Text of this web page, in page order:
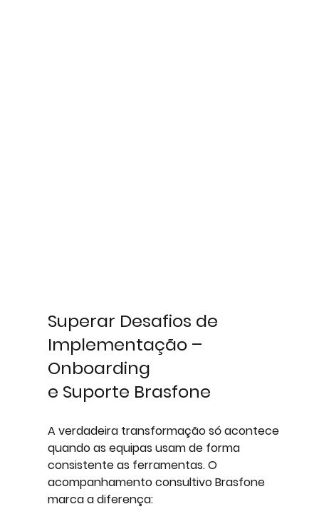
Superar Desafios de
Implementação –
Onboarding
e Suporte Brasfone
A verdadeira transformação só acontece
quando as equipas usam de forma
consistente as ferramentas. O
acompanhamento consultivo Brasfone
marca a diferença: